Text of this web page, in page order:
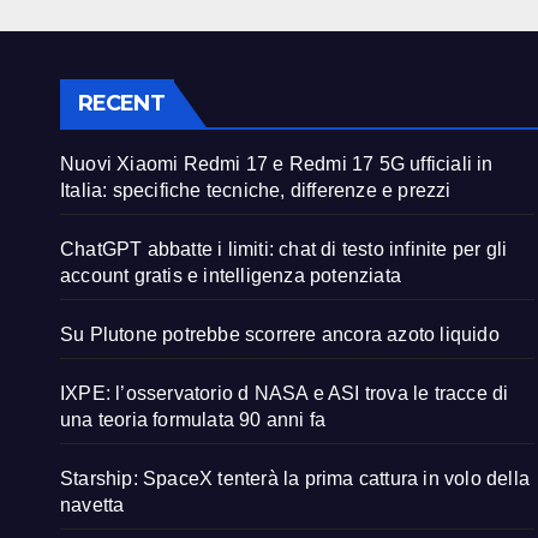
RECENT
Nuovi Xiaomi Redmi 17 e Redmi 17 5G ufficiali in
Italia: specifiche tecniche, differenze e prezzi
ChatGPT abbatte i limiti: chat di testo infinite per gli
account gratis e intelligenza potenziata
Su Plutone potrebbe scorrere ancora azoto liquido
IXPE: l’osservatorio d NASA e ASI trova le tracce di
una teoria formulata 90 anni fa
Starship: SpaceX tenterà la prima cattura in volo della
navetta